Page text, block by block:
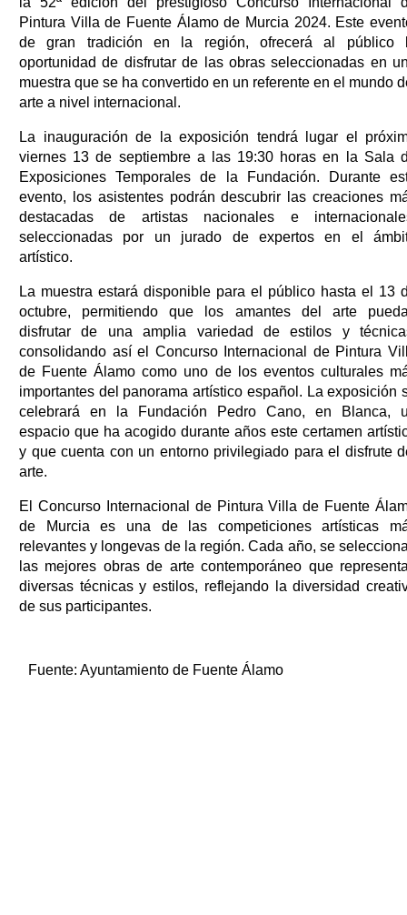
Pintura Villa de Fuente Álamo de Murcia 2024. Este
de gran tradición en la región, ofrecerá al público
oportunidad de disfrutar de las obras seleccionadas en
muestra que se ha convertido en un referente en el mundo
arte a nivel internacional.
La inauguración de la exposición tendrá lugar el
viernes 13 de septiembre a las 19:30 horas en la Sala
Exposiciones Temporales de la Fundación. Durante
evento, los asistentes podrán descubrir las creaciones
destacadas de artistas nacionales e
seleccionadas por un jurado de expertos en el
artístico.
La muestra estará disponible para el público hasta el 13
octubre, permitiendo que los amantes del arte
disfrutar de una amplia variedad de estilos y
consolidando así el Concurso Internacional de Pintura
de Fuente Álamo como uno de los eventos culturales
importantes del panorama artístico español. La exposición
celebrará en la Fundación Pedro Cano, en Blanca,
espacio que ha acogido durante años este certamen
y que cuenta con un entorno privilegiado para el disfrute
arte.
El Concurso Internacional de Pintura Villa de Fuente
de Murcia es una de las competiciones artísticas
relevantes y longevas de la región. Cada año, se
las mejores obras de arte contemporáneo que
diversas técnicas y estilos, reflejando la diversidad
de sus participantes.
Fuente: Ayuntamiento de Fuente Álamo